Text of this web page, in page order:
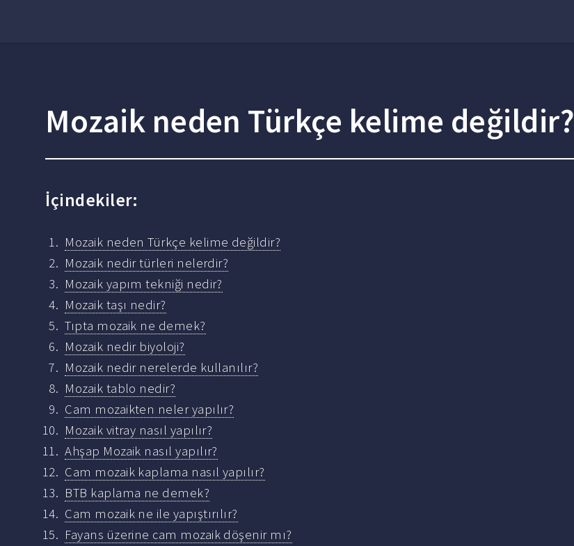
Mozaik neden Türkçe kelime değildir?
İçindekiler:
Mozaik neden Türkçe kelime değildir?
Mozaik nedir türleri nelerdir?
Mozaik yapım tekniği nedir?
Mozaik taşı nedir?
Tıpta mozaik ne demek?
Mozaik nedir biyoloji?
Mozaik nedir nerelerde kullanılır?
Mozaik tablo nedir?
Cam mozaikten neler yapılır?
Mozaik vitray nasıl yapılır?
Ahşap Mozaik nasıl yapılır?
Cam mozaik kaplama nasıl yapılır?
BTB kaplama ne demek?
Cam mozaik ne ile yapıştırılır?
Fayans üzerine cam mozaik döşenir mı?